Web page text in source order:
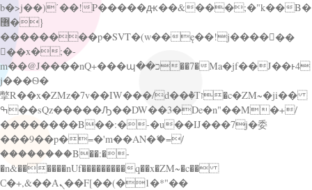
b�>j��)΄��!P�����ԫ��&���;�"k��B�
޶�}
��������p�SVT�(w��ę��!j������
��x�;�-
m��@J����nQ+���պ��כ��7�Ma�jf��J��ͱ4
j���Ѳ�
撆R��x�ZMz�7v��IW���/d��ٞ�Тז�c�ZM~�ji��
ߒ��sQz�����Ԡ��DW��3�De�n"��M�+/
��������B��:�-�u��IJ���7j�委
���9��p�=�'m��AN�ޭ�=/
��������B��:�-
�n&������nUf���������q��x�ZM~�c��
Ϲ�+,&��Ὰܢ��F[��(�1�*"��